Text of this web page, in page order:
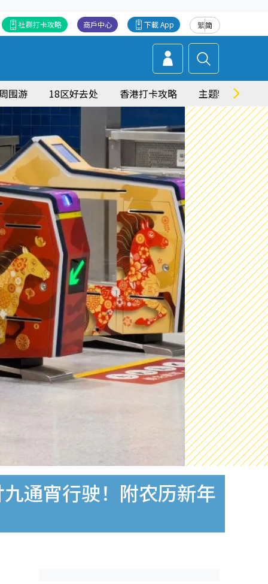
繁简
下載 App
商戶中心
社群打卡攻略
围游 18区好去处 香港打卡攻略 主题特集
通宵行驶！附农历新年